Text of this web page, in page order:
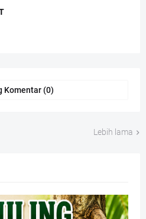
Komentar (0)
Lebih lama